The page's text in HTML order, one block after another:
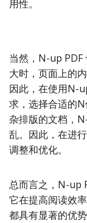
用性。
当然，N-up PDF
大时，页面上的
因此，在使用N-
求，选择合适的
杂排版的文档，
乱。因此，在进
调整和优化。
总而言之，N-up
它在提高阅读效
都具有显著的优